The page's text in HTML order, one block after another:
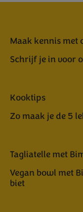
Maak kennis met
Schrijf je in voor
Kooktips
Zo maak je de 5
Tagliatelle met
Vegan bowl met
biet